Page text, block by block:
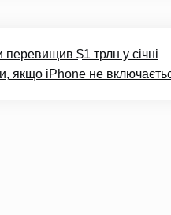
$1 трлн у січні
якщо iPhone не